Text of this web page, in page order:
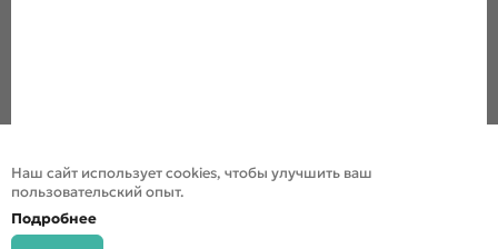
Наш сайт использует cookies, чтобы улучшить ваш
пользовательский опыт.
Подробнее